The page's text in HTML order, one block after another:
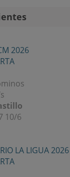
2026
10/6
LA LIGUA 2026